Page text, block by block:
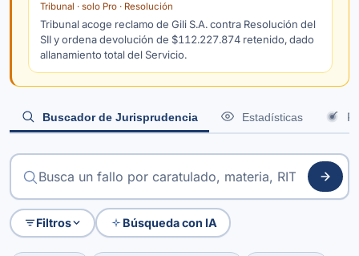
Tribunal · solo Pro · Resolución
Tribunal acoge reclamo de Gili S.A. contra Resolución del
SII y ordena devolución de $112.227.874 retenido, dado
allanamiento total del Servicio.
Buscador de Jurisprudencia Estadísticas
Filtros Búsqueda con IA